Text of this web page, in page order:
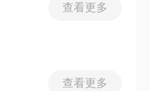
查看更多
查看更多